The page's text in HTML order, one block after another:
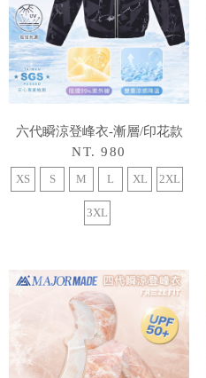
六代瞬涼登峰衣-漸層/印花款
NT. 980
XS S M L XL 2XL
3XL